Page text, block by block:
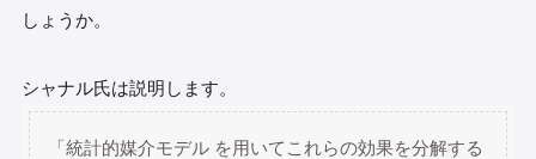
しょうか。
シャナル氏は説明します。
「統計的媒介モデル を用いてこれらの効果を分解する